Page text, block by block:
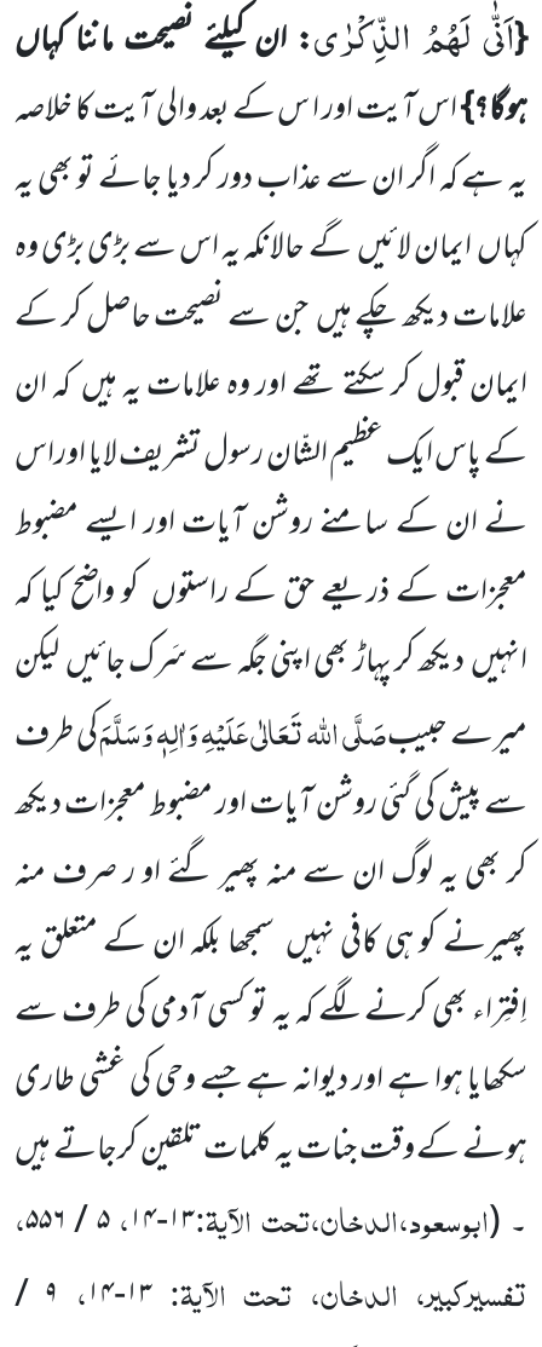
{اَنّٰى لَهُمُ الذِّكْرٰى: ان کیلئے نصیحت ماننا کہاں
ہوگا؟}اس آیت اور ا س کے بعد والی آیت کا خلاصہ
یہ ہے کہ اگران سے عذاب دور کر دیا جائے تو بھی یہ
کہاںایمان لائیںگے حالانکہ یہ اس سے بڑی بڑی وہ
علامات دیکھ چکے ہیںجن سے نصیحت حاصل کر کے
ایمان قبول کر سکتے تھے اور وہ علامات یہ ہیںکہ ان
کے پاس ایک عظیم الشّان رسول تشریف لایا اوراس
نے ان کے سامنے روشن آیات اور ایسے مضبوط
معجزات کے ذریعے حق کے راستوں کو واضح کیا کہ
انہیںدیکھ کر پہاڑ بھی اپنی جگہ سے سَرک جائیںلیکن
میرے حبیبصَلَّی اللہ تَعَالٰی عَلَیْہِ وَاٰلِہٖ وَسَلَّمَکی طرف
سے پیش کی گئی روشن آیات اور مضبوط معجزات دیکھ
کر بھی یہ لوگ ان سے منہ پھیر گئے او ر صرف منہ
پھیرنے کو ہی کافی نہیں سمجھا بلکہ ان کے متعلق یہ
اِفتِراء بھی کرنے لگے کہ یہ تو کسی آدمی کی طرف سے
سکھایا ہوا ہے اور دیوانہ ہے جسے وحی کی غشی طاری
ہونے کے وقت جنات یہ کلمات تلقین کرجاتے ہیں
۔ (ابوسعود،الدخان،تحت الآیۃ:۱۳-۱۴،۵/۵۵۶،
تفسیرکبیر، الدخان، تحت الآیۃ:۱۳-۱۴، ۹ /